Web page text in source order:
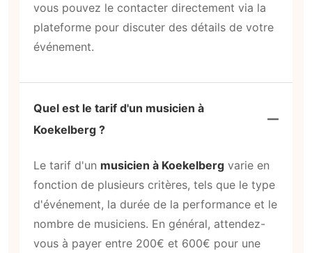
vous pouvez le contacter directement via la
plateforme pour discuter des détails de votre
événement.
Quel est le tarif d'un musicien à
Koekelberg ?
Le tarif d'un musicien à Koekelberg varie en
fonction de plusieurs critères, tels que le type
d'événement, la durée de la performance et le
nombre de musiciens. En général, attendez-
vous à payer entre 200€ et 600€ pour une